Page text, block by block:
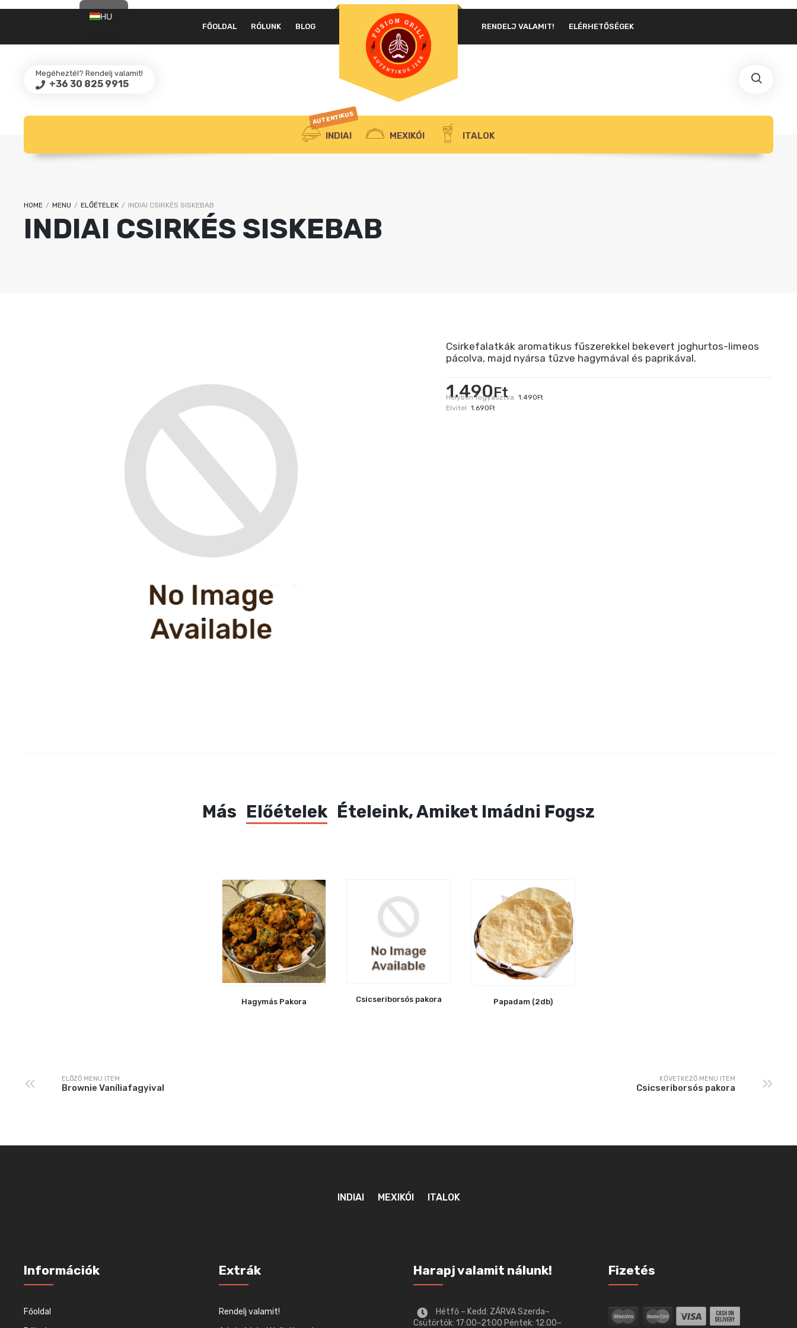
RENDELJ VALAMIT! ELÉRHETŐSÉGEK
FŐOLDAL RÓLUNK BLOG
Megéheztél? Rendelj valamit!
+36 30 825 9915
INDIAI
AUTENTIKUS
MEXIKÓI ITALOK
HOME / MENU / ELŐÉTELEK / INDIAI CSIRKÉS SISKEBAB
INDIAI CSIRKÉS SISKEBAB
Csirkefalatkák aromatikus fűszerekkel bekevert joghurtos-limeos
pácolva, majd nyársa tűzve hagymával és paprikával.
1.490Ft
Helyben fogyasztva 1.490Ft
Elvitel 1.690Ft
Más Előételek Ételeink, Amiket Imádni Fogsz
Hagymás Pakora Csicseriborsós pakora Papadam (2db)
ELŐZŐ MENU ITEM
Brownie Vaníliafagyival
KÖVETKEZŐ MENU ITEM
Csicseriborsós pakora
INDIAI MEXIKÓI ITALOK
Információk
Főoldal
Extrák
Rendelj valamit!
Harapj valamit nálunk!
Hétfő – Kedd: ZÁRVA Szerda–
Csütörtök: 17:00–21:00 Péntek: 12:00–
Fizetés
HU